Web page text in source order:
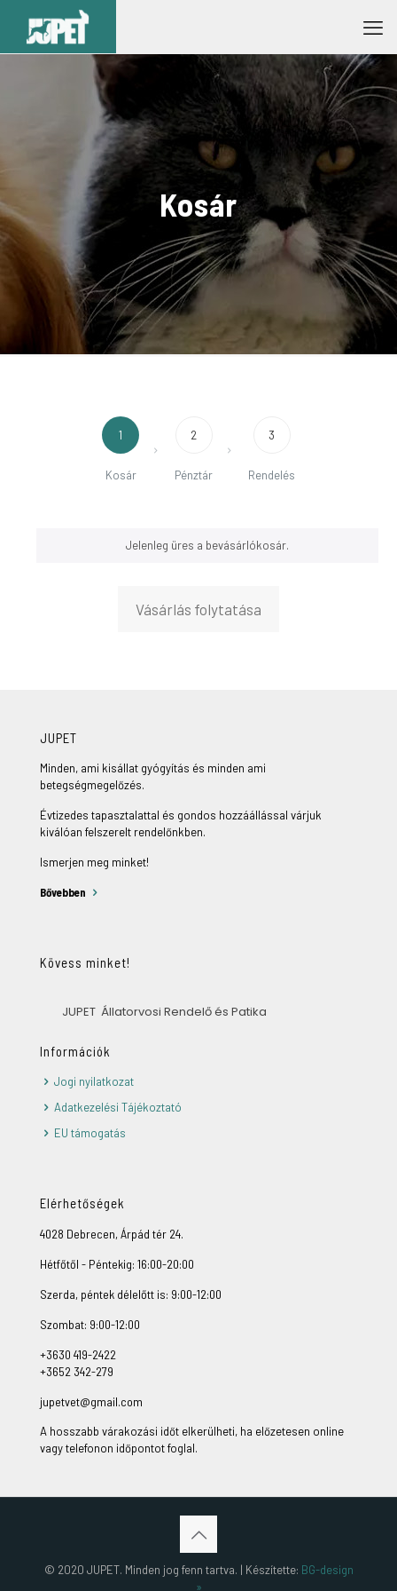
Kosár
1
Kosár
2
Pénztár
3
Rendelés
Jelenleg üres a bevásárlókosár.
Vásárlás folytatása
JUPET
Minden, ami kisállat gyógyítás és minden ami
betegségmegelőzés.
Évtizedes tapasztalattal és gondos hozzáállással várjuk
kiválóan felszerelt rendelőnkben.
Ismerjen meg minket!
Bővebben
Kövess minket!
JUPET Állatorvosi Rendelő és Patika
Információk
Jogi nyilatkozat
Adatkezelési Tájékoztató
EU támogatás
Elérhetőségek
4028 Debrecen, Árpád tér 24.
Hétfőtől - Péntekig: 16:00-20:00
Szerda, péntek délelőtt is: 9:00-12:00
Szombat: 9:00-12:00
+3630 419-2422
+3652 342-279
jupetvet@gmail.com
A hosszabb várakozási időt elkerülheti, ha előzetesen online
vagy telefonon időpontot foglal.
© 2020 JUPET. Minden jog fenn tartva. | Készítette: BG-design
»